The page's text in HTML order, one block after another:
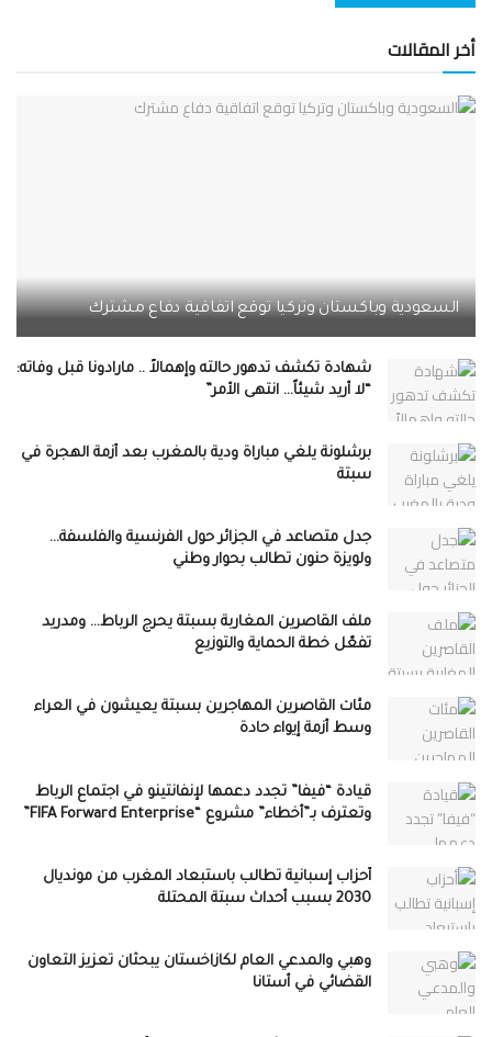
أخر المقالات
السعودية وباكستان وتركيا توقع اتفاقية دفاع مشترك
شهادة تكشف تدهور حالته وإهمالاً .. مارادونا قبل وفاته:
“لا أريد شيئاً… انتهى الأمر”
برشلونة يلغي مباراة ودية بالمغرب بعد أزمة الهجرة في
سبتة
جدل متصاعد في الجزائر حول الفرنسية والفلسفة…
ولويزة حنون تطالب بحوار وطني
ملف القاصرين المغاربة بسبتة يحرج الرباط… ومدريد
تفعّل خطة الحماية والتوزيع
مئات القاصرين المهاجرين بسبتة يعيشون في العراء
وسط أزمة إيواء حادة
قيادة “فيفا” تجدد دعمها لإنفانتينو في اجتماع الرباط
وتعترف بـ”أخطاء” مشروع “FIFA Forward Enterprise”
أحزاب إسبانية تطالب باستبعاد المغرب من مونديال
2030 بسبب أحداث سبتة المحتلة
وهبي والمدعي العام لكازاخستان يبحثان تعزيز التعاون
القضائي في أستانا